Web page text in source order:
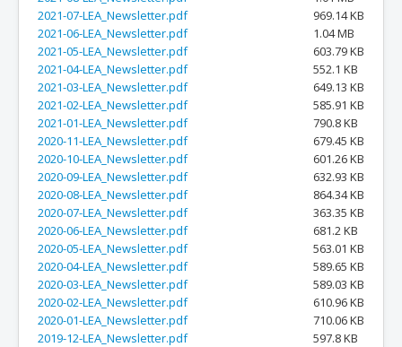
2021-07-LEA_Newsletter.pdf
969.14 KB
2021-06-LEA_Newsletter.pdf
1.04 MB
2021-05-LEA_Newsletter.pdf
603.79 KB
2021-04-LEA_Newsletter.pdf
552.1 KB
2021-03-LEA_Newsletter.pdf
649.13 KB
2021-02-LEA_Newsletter.pdf
585.91 KB
2021-01-LEA_Newsletter.pdf
790.8 KB
2020-11-LEA_Newsletter.pdf
679.45 KB
2020-10-LEA_Newsletter.pdf
601.26 KB
2020-09-LEA_Newsletter.pdf
632.93 KB
2020-08-LEA_Newsletter.pdf
864.34 KB
2020-07-LEA_Newsletter.pdf
363.35 KB
2020-06-LEA_Newsletter.pdf
681.2 KB
2020-05-LEA_Newsletter.pdf
563.01 KB
2020-04-LEA_Newsletter.pdf
589.65 KB
2020-03-LEA_Newsletter.pdf
589.03 KB
2020-02-LEA_Newsletter.pdf
610.96 KB
2020-01-LEA_Newsletter.pdf
710.06 KB
2019-12-LEA_Newsletter.pdf
597.8 KB